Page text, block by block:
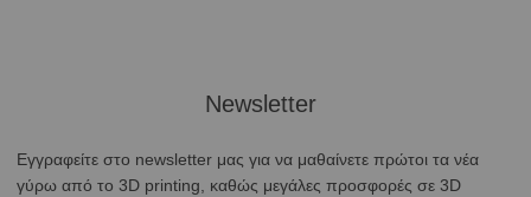
Newsletter
Εγγραφείτε στο newsletter μας για να μαθαίνετε πρώτοι τα νέα
γύρω από το 3D printing, καθώς μεγάλες προσφορές σε 3D